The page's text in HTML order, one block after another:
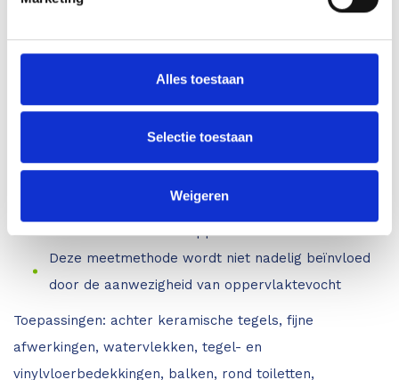
Alles toestaan
Selectie toestaan
Weigeren
vloerbedekkingen zoals tegels en vinyl
Beoordeel, in relatieve termen, of het materiaal
op een diepte waar vocht niet altijd zichtbaar is -
tot 19 mm onder het oppervlak
Deze meetmethode wordt niet nadelig beïnvloed
door de aanwezigheid van oppervlaktevocht
Toepassingen: achter keramische tegels, fijne
afwerkingen, watervlekken, tegel- en
vinylvloerbedekkingen, balken, rond toiletten,